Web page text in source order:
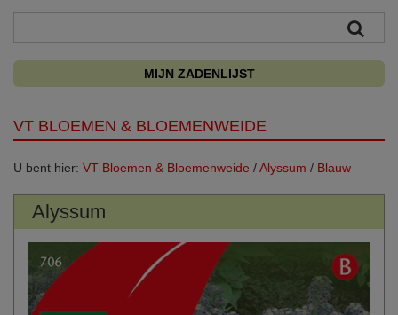
MIJN ZADENLIJST
VT BLOEMEN & BLOEMENWEIDE
U bent hier: VT Bloemen & Bloemenweide /Alyssum / Blauw
Alyssum